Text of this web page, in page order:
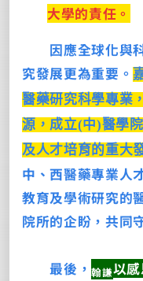
大學的責任。
因應全球化與
究發展更為重要。
醫藥研究科學專業
源，成立(中)醫學
及人才培育的重大
中、西醫藥專業人
教育及學術研究的
院所的企盼，共同
最後，翰謙以